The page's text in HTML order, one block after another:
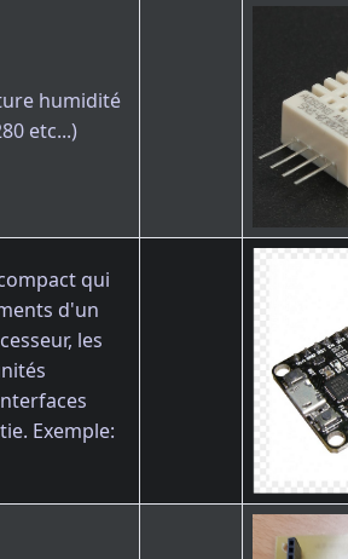
humidité
etc...)
qui
d'un
les
Exemple: